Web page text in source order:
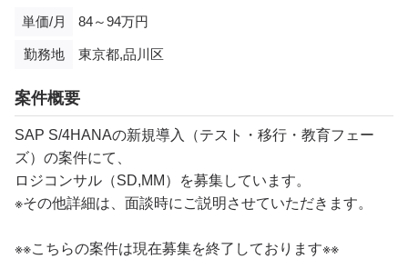
単価/月 84～94万円
勤務地 東京都,品川区
案件概要
SAP S/4HANAの新規導入（テスト・移行・教育フェー
ズ）の案件にて、
ロジコンサル（SD,MM）を募集しています。
※その他詳細は、面談時にご説明させていただきます。
※※こちらの案件は現在募集を終了しております※※​